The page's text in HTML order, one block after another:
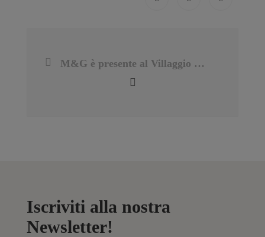
M&G è presente al Villaggio Coldiretti dal 28 al 30 Giugno 2024
Iscriviti alla nostra
Newsletter!